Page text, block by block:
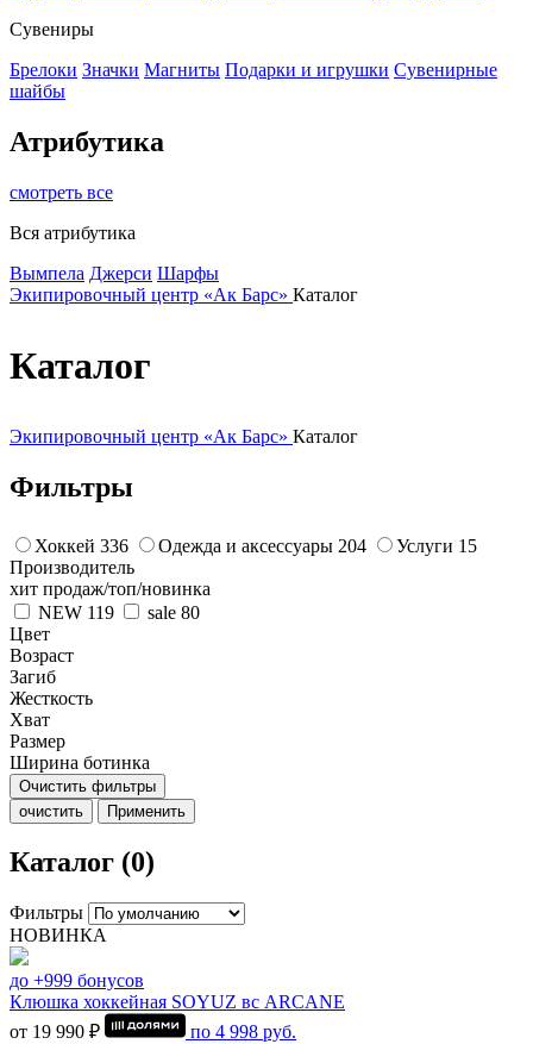
Сувениры
Брелоки Значки Магниты Подарки и игрушки Сувенирные
шайбы
Атрибутика
смотреть все
Вся атрибутика
Вымпела Джерси Шарфы
Экипировочный центр «Ак Барс» Каталог
Каталог
Экипировочный центр «Ак Барс» Каталог
Фильтры
Хоккей 336 Одежда и аксессуары 204 Услуги 15
Производитель
хит продаж/топ/новинка
NEW 119 sale 80
Цвет
Возраст
Загиб
Жесткость
Хват
Размер
Ширина ботинка
Очистить фильтры
очистить
Применить
Каталог (0)
Фильтры
НОВИНКА
до +999 бонусов
Клюшка хоккейная SOYUZ вс ARCANE
от 19 990 ₽
по 4 998 руб.